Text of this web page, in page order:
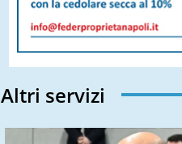
Altri servizi